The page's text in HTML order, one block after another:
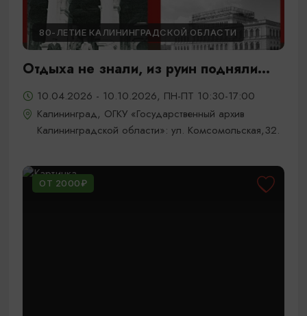
80-ЛЕТИЕ КАЛИНИНГРАДСКОЙ ОБЛАСТИ
Отдыха не знали, из руин подняли...
10.04.2026 - 10.10.2026, ПН-ПТ 10:30-17:00
Калининград, ОГКУ «Государственный архив
Калининградской области»: ул. Комсомольская,32.
ОТ 2000₽